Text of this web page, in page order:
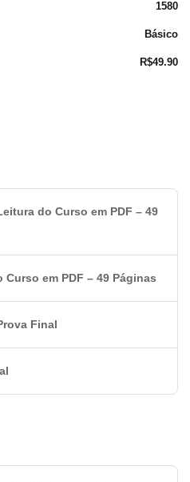
diretrizes
contínua
1580
Básico
R$49.90
do Curso em PDF – 49
Curso em PDF – 49 Páginas
Final